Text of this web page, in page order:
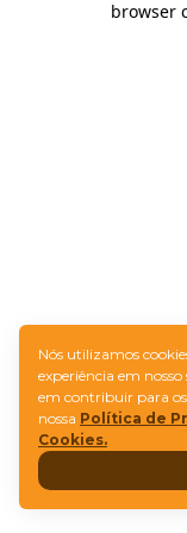
browser
Nós utilizamos
experiência em
em contribuir para os
nossa Política de
Cookies.